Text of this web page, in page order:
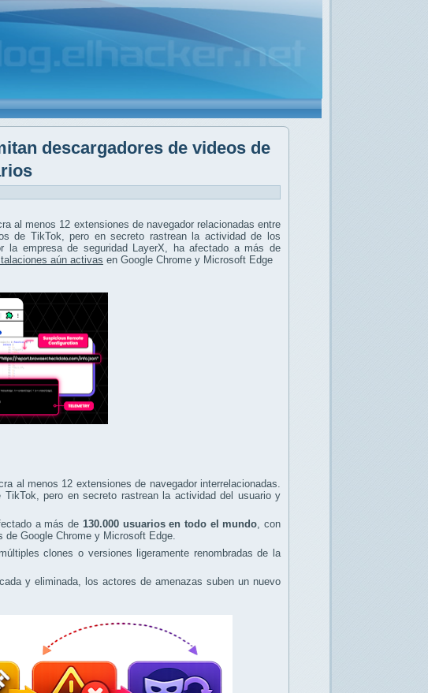
descargadores de videos de
al menos 12 extensiones de navegador relacionadas entre
de TikTok, pero en secreto rastrean la actividad de los
la empresa de seguridad LayerX, ha afectado a más de
aún activas en Google Chrome y Microsoft Edge
al menos 12 extensiones de navegador interrelacionadas.
pero en secreto rastrean la actividad del usuario y
a más de 130.000 usuarios en todo el mundo, con
de Google Chrome y Microsoft Edge.
clones o versiones ligeramente renombradas de la
y eliminada, los actores de amenazas suben un nuevo